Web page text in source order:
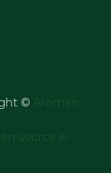
© Aromen
source e-